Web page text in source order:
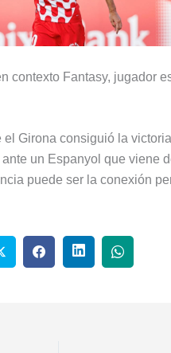
contexto Fantasy, jugador
Girona consiguió la
un Espanyol que viene
puede ser la conexión